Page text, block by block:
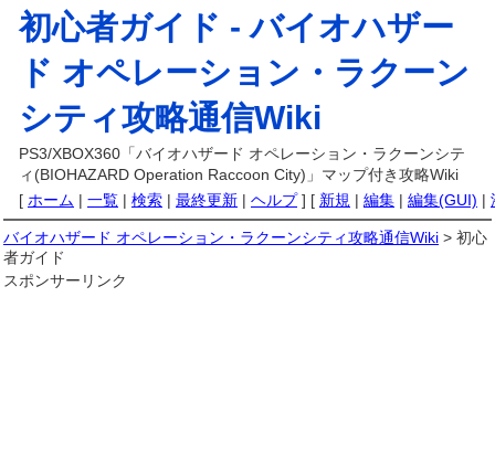
初心者ガイド -バイオハザー
ド オペレーション・ラクーン
シティ攻略通信Wiki
PS3/XBOX360「バイオハザード オペレーション・ラクーンシテ
ィ(BIOHAZARD Operation Raccoon City)」マップ付き攻略Wiki
[ ホーム | 一覧 | 検索 | 最終更新 | ヘルプ] [ 新規 | 編集 | 編集(GUI) |
バイオハザード オペレーション・ラクーンシティ攻略通信Wiki > 初心
者ガイド
スポンサーリンク